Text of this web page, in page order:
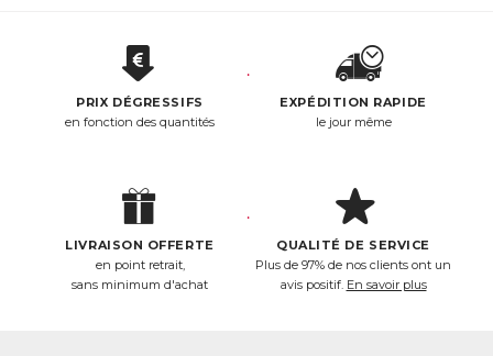
PRIX DÉGRESSIFS
en fonction des quantités
EXPÉDITION RAPIDE
le jour même
LIVRAISON OFFERTE
en point retrait,
sans minimum d'achat
QUALITÉ DE SERVICE
Plus de 97% de nos clients ont un
avis positif. En savoir plus